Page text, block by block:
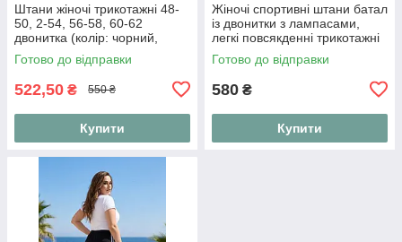
Штани жіночі трикотажні 48-
50, 2-54, 56-58, 60-62
двонитка (колір: чорний,
сірий, фіалка, капучино,
небесний)
Готово до відправки
522,50 ₴ 550 ₴
Купити
Жіночі спортивні штани батал
із двонитки з лампасами,
легкі повсякденні трикотажні
брюки на резинці "Sport
Active", розміри 52-56
Готово до відправки
580 ₴
Купити